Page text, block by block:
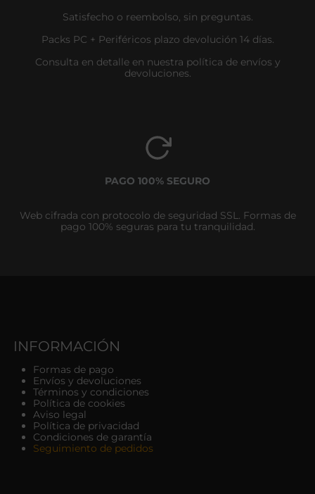
Satisfecho o reembolso, sin preguntas.
Packs PC + Periféricos plazo devolución 14 días.
Consulta en detalle en nuestra política de envíos y
devoluciones.
PAGO 100% SEGURO
Web cifrada con protocolo de seguridad SSL. Formas de
pago 100% seguras para tu tranquilidad.
INFORMACIÓN
Formas de pago
Envíos y devoluciones
Términos y condiciones
Política de cookies
Aviso legal
Política de privacidad
Condiciones de garantía
Seguimiento de pedidos